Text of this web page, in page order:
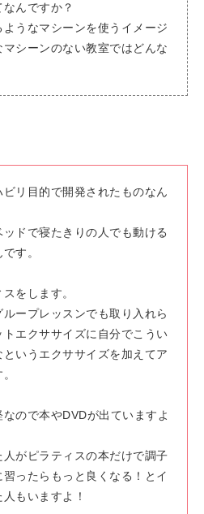
んですか？
うなマシーンを使うイメージ
シーンのない教室ではどんな
リ目的で開発されたものなん
ドで寝たきりの人でも動ける
す。
をします。
ープレッスンでも取り入れら
エクササイズに自分でこうい
いうエクササイズを加えてア
ので本やDVDが出ていますよ
がピラティスの本だけで調子
ったらもっと良くなる！とイ
もいますよ！